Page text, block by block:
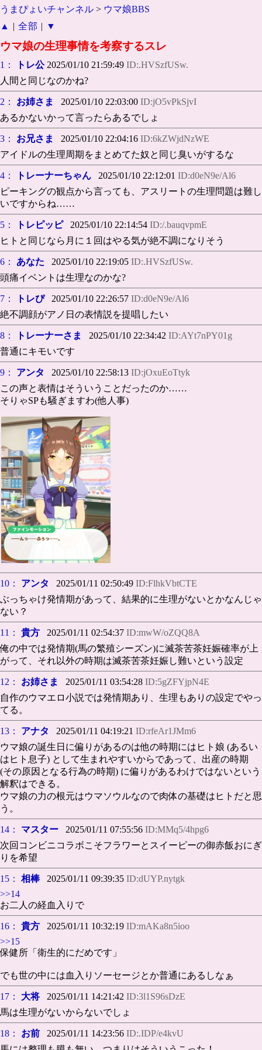
うまぴょいチャンネル > ウマ娘BBS
▲
| 全部 | ▼
ウマ娘の生理事情を考察するスレ
1： トレ公2025/01/10 21:59:49 ID:.HVSzfUSw.
人間と同じなのかね?
2： お姉さま 2025/01/10 22:03:00 ID:jO5vPkSjvI
あるかないかって言ったらあるでしょ
3： お兄さま 2025/01/10 22:04:16 ID:6kZWjdNzWE
アイドルの生理周期をまとめてた奴と同じ臭いがするな
4： トレーナーちゃん 2025/01/10 22:12:01 ID:d0eN9e/Al6
ピーキングの観点から言っても、アスリートの生理問題は難し
いですからね……
5： トレピッピ2025/01/10 22:14:54 ID:/.bauqvpmE
ヒトと同じなら月に１回はやる気が絶不調になりそう
6： あなた 2025/01/10 22:19:05 ID:.HVSzfUSw.
頭痛イベントは生理なのかな?
7： トレぴ2025/01/10 22:26:57 ID:d0eN9e/Al6
絶不調顔がアノ日の表情説を提唱したい
8： トレーナーさま 2025/01/10 22:34:42 ID:AYt7nPY01g
普通にキモいです
9： アンタ 2025/01/10 22:58:13 ID:jOxuEoTtyk
この声と表情はそういうことだったのか……
そりゃSPも騒ぎますわ(他人事)
10： アンタ 2025/01/11 02:50:49 ID:FlhkVbtCTE
ぶっちゃけ発情期があって、結果的に生理がないとかなんじゃ
ない？
11： 貴方 2025/01/11 02:54:37 ID:mwW/oZQQ8A
俺の中では発情期(馬の繁殖シーズン)に滅茶苦茶妊娠確率が上
がって、それ以外の時期は滅茶苦茶妊娠し難いという設定
12： お姉さま 2025/01/11 03:54:28 ID:5gZFYjpN4E
自作のウマエロ小説では発情期あり、生理もありの設定でやっ
てる。
13： アナタ 2025/01/11 04:19:21 ID:rfeAr1JMm6
ウマ娘の誕生日に偏りがあるのは他の時期にはヒト娘 (あるい
はヒト息子) として生まれやすいからであって、出産の時期
(その原因となる行為の時期) に偏りがあるわけではないという
解釈はできる。
ウマ娘の力の根元はウマソウルなので肉体の基礎はヒトだと思
う。
14： マスター 2025/01/11 07:55:56 ID:MMq5/4hpg6
次回コンビニコラボこそフラワーとスイーピーの御赤飯おにぎ
りを希望
15： 相棒2025/01/11 09:39:35 ID:dUYP.nytgk
>>14
お二人の経血入りで
16： 貴方 2025/01/11 10:32:19 ID:mAKa8n5ioo
>>15
保健所「衛生的にだめです」
でも世の中には血入りソーセージとか普通にあるしなぁ
17： 大将 2025/01/11 14:21:42 ID:3l1S96sDzE
馬は生理がないからないでしょ
18： お前 2025/01/11 14:23:56 ID:.IDP/e4kvU